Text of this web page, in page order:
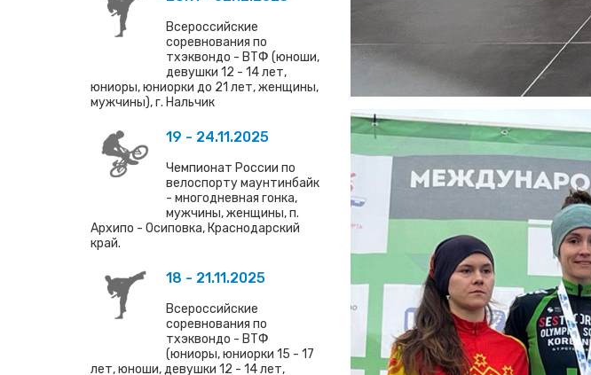
Всероссийские
соревнования по
тхэквондо - ВТФ (юноши,
девушки 12 - 14 лет,
юниоры, юниорки до 21 лет, женщины,
мужчины), г. Нальчик
19 - 24.11.2025
Чемпионат России по
велоспорту маунтинбайк
- многодневная гонка,
мужчины, женщины, п.
Архипо - Осиповка, Краснодарский
край.
18 - 21.11.2025
Всероссийские
соревнования по
тхэквондо - ВТФ
(юниоры, юниорки 15 - 17
лет, юноши, девушки 12 - 14 лет,